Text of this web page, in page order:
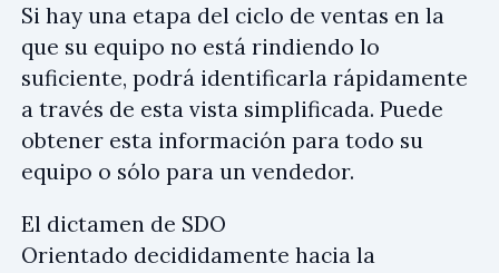
Si hay una etapa del ciclo de ventas en la
que su equipo no está rindiendo lo
suficiente, podrá identificarla rápidamente
a través de esta vista simplificada. Puede
obtener esta información para todo su
equipo o sólo para un vendedor.
El dictamen de SDO
Orientado decididamente hacia la